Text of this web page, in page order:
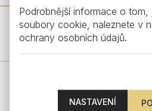
Podrobnější informace o
soubory cookie, naleznete v
ochrany osobních údajů.
NASTAVENÍ
DALŠÍ PRODUKTY Z
ZŮSTAŇTE V